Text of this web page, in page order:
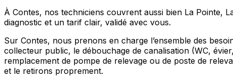
À Contes, nos techniciens couvrent aussi bien La Pointe,
diagnostic et un tarif clair, validé avec vous.
Sur Contes, nous prenons en charge l’ensemble des
collecteur public, le débouchage de canalisation (WC,
remplacement de pompe de relevage ou de poste de
et le retirons proprement.